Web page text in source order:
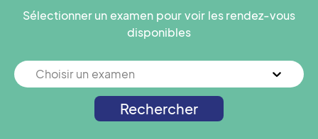
Sélectionner un examen pour voir les rendez-vous
disponibles
Choisir un examen
Rechercher